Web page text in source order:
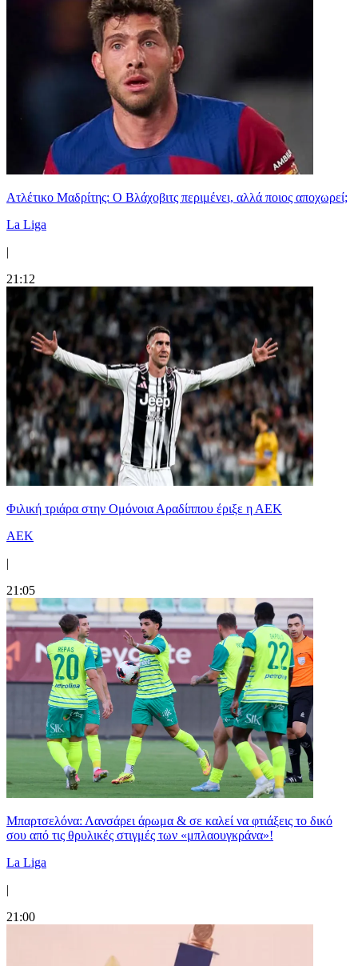
Ατλέτικο Μαδρίτης: Ο Βλάχοβιτς περιμένει, αλλά ποιος αποχωρεί;
La Liga
|
21:12
Φιλική τριάρα στην Ομόνοια Αραδίππου έριξε η ΑΕΚ
ΑΕΚ
|
21:05
Μπαρτσελόνα: Λανσάρει άρωμα & σε καλεί να φτιάξεις το δικό
σου από τις θρυλικές στιγμές των «μπλαουγκράνα»!
La Liga
|
21:00